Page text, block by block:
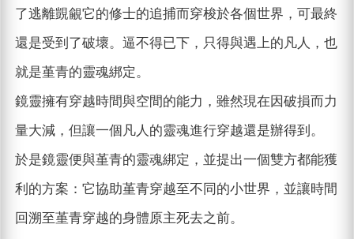
了逃離覬覦它的修士的追捕而穿梭於各個世界，可最終
還是受到了破壞。逼不得已下，只得與遇上的凡人，也
就是堇青的靈魂綁定。
鏡靈擁有穿越時間與空間的能力，雖然現在因破損而力
量大減，但讓一個凡人的靈魂進行穿越還是辦得到。
於是鏡靈便與堇青的靈魂綁定，並提出一個雙方都能獲
利的方案：它協助堇青穿越至不同的小世界，並讓時間
回溯至堇青穿越的身體原主死去之前。